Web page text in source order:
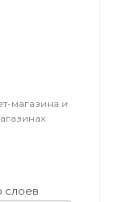
магазина и
слоев